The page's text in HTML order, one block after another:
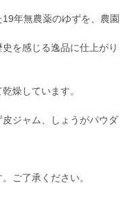
年無農薬のゆずを、農園
を感じる逸品に仕上がり
燥しています。
ジャム、しょうがパウダ
ご了承ください。